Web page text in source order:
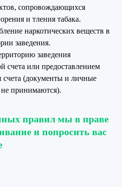
сопровождающихся
и тления табака.
наркотических веществ в
заведения.
заведения
счета или предоставлением
счета (документы и личные
не принимаются).
правил мы в праве
и попросить вас